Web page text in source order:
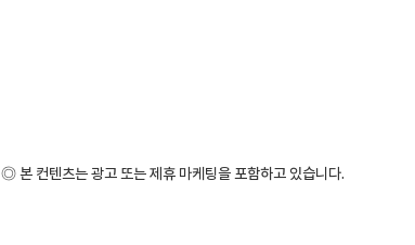
◎ 본 컨텐츠는 광고 또는 제휴 마케팅을 포함하고 있습니다.